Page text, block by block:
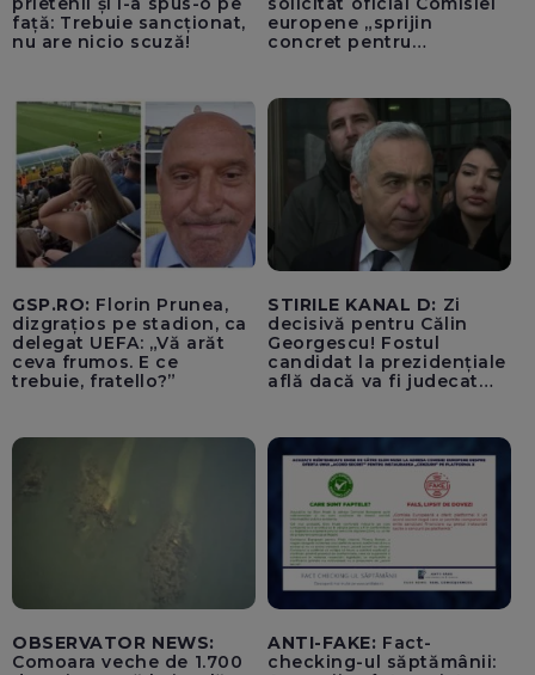
față: Trebuie sancționat,
nu are nicio scuză!
europene „sprijin
concret pentru
provocate de seceta
severă și de debitele
extrem de scăzute ale
Dunării
GSP.RO: Florin Prunea,
dizgrațios pe stadion, ca
delegat UEFA: „Vă arăt
ceva frumos. E ce
trebuie, fratello?”
STIRILE KANAL D: Zi
decisivă pentru Călin
Georgescu! Fostul
candidat la prezidențiale
află dacă va fi judecat
OBSERVATOR NEWS:
Comoara veche de 1.700
ANTI-FAKE: Fact-
checking-ul săptămânii: